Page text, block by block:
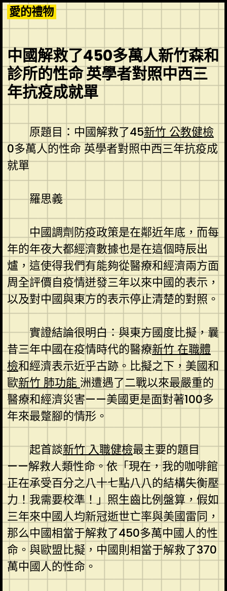
Skip
to
content
愛的禮物
中國解救了450多萬人新竹森和
診所的性命 英學者對照中西三
年抗疫成就單
原題目：中國解救了45新竹 公教健檢
0多萬人的性命 英學者對照中西三年抗疫成
就單
羅思義
中國調劑防疫政策是在鄰近年底，而每
年的年夜大都經濟數據也是在這個時辰出
爐，這使得我們有能夠從醫療和經濟兩方面
周全評價自疫情迸發三年以來中國的表示，
以及對中國與東方的表示停止清楚的對照。
實證結論很明白：與東方國度比擬，曩
昔三年中國在疫情時代的醫療新竹 在職體
檢和經濟表示近乎古跡。比擬之下，美國和
歐新竹 肺功能 洲遭遇了二戰以來最嚴重的
醫療和經濟災害——美國更是面對著100多
年來最蹩腳的情形。
起首談新竹 入職健檢最主要的題目
——解救人類性命。依「現在，我的咖啡館
正在承受百分之八十七點八八的結構失衡壓
力！我需要校準！」照生齒比例盤算，假如
三年來中國人均新冠逝世亡率與美國雷同，
那么中國相當于解救了450多萬中國人的性
命。與歐盟比擬，中國則相當于解救了370
萬中國人的性命。